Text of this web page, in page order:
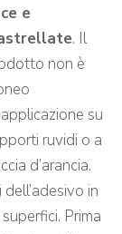
e
. Il
non è
su
ruvidi o a
d’arancia.
in
Prima